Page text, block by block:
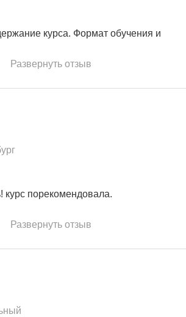
курса. Формат обучения и
Развернуть отзыв
курс порекомендовала.
Развернуть отзыв